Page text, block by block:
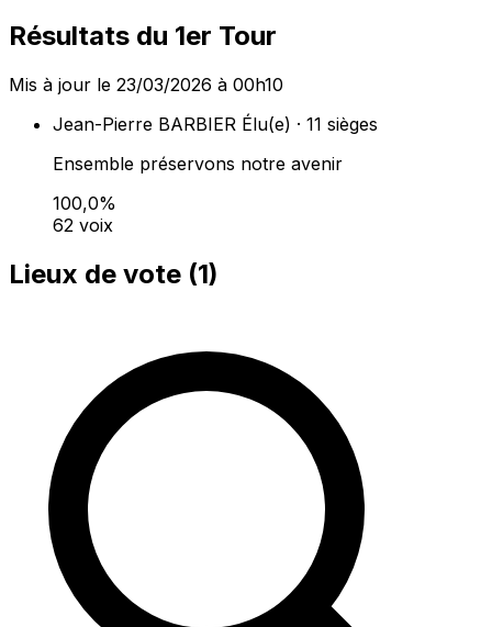
Résultats du 1er Tour
Mis à jour le 23/03/2026 à 00h10
Jean-Pierre BARBIER Élu(e) · 11 sièges
Ensemble préservons notre avenir
100,0%
62 voix
Lieux de vote (1)